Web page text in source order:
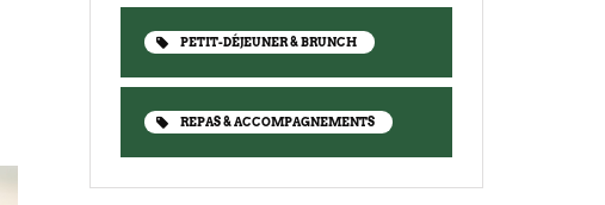
PETIT-DÉJEUNER & BRUNCH
REPAS & ACCOMPAGNEMENTS